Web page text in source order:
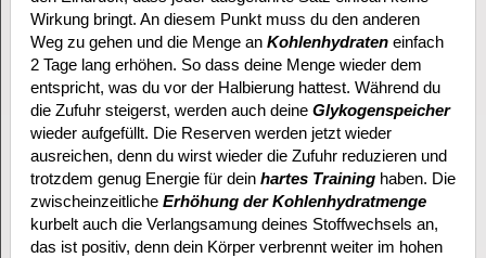
Wirkung bringt. An diesem Punkt muss du den anderen
Weg zu gehen und die Menge an Kohlenhydrateneinfach
2 Tage lang erhöhen. So dass deine Menge wieder dem
entspricht, was du vor der Halbierung hattest. Während du
die Zufuhr steigerst, werden auch deine Glykogenspeicher
wieder aufgefüllt. Die Reserven werden jetzt wieder
ausreichen, denn du wirst wieder die Zufuhr reduzieren und
trotzdem genug Energie für dein hartes Traininghaben. Die
zwischeinzeitliche Erhöhung der Kohlenhydratmenge
kurbelt auch die Verlangsamung deines Stoffwechsels an,
das ist positiv, denn dein Körper verbrennt weiter im hohen